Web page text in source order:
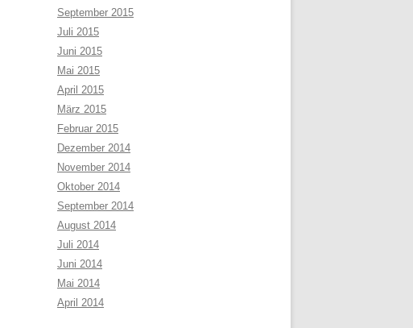
September 2015
Juli 2015
Juni 2015
Mai 2015
April 2015
März 2015
Februar 2015
Dezember 2014
November 2014
Oktober 2014
September 2014
August 2014
Juli 2014
Juni 2014
Mai 2014
April 2014